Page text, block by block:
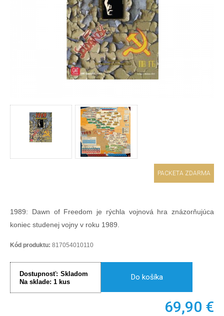
PACKETA ZDARMA
1989: Dawn of Freedom je rýchla vojnová hra znázorňujúca
koniec studenej vojny v roku 1989.
Kód produktu: 817054010110
Dostupnosť: Skladom
Na sklade: 1 kus
Do košíka
69,90 €